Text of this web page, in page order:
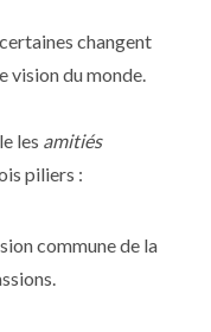
changent
vision du monde.
les amitiés
piliers :
commune de la